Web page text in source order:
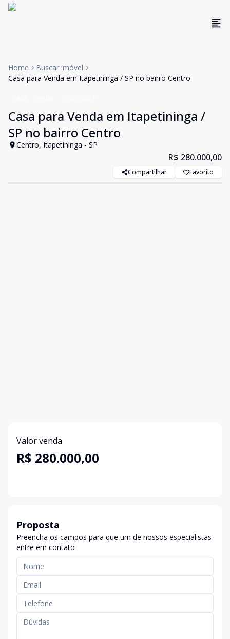
Home
Buscar imóvel
Casa para Venda em Itapetininga / SP no bairro Centro
Casa para Venda em Itapetininga /
SP no bairro Centro
Centro, Itapetininga - SP
R$ 280.000,00
Compartilhar Favorito
Valor venda
R$ 280.000,00
Proposta
Preencha os campos para que um de nossos especialistas
entre em contato